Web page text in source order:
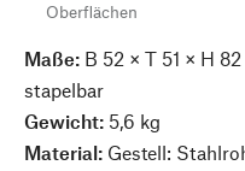
Oberflächen
Maße: B 52 × T 51 × H
stapelbar
Gewicht: 5,6 kg
Material: Gestell: